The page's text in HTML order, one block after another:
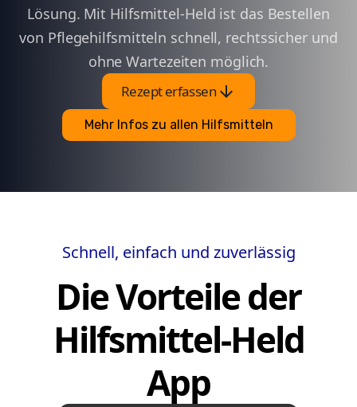
Lösung. Mit Hilfsmittel-Held ist das Bestellen
von Pflegehilfsmitteln schnell, rechtssicher und
ohne Wartezeiten möglich.
Rezept erfassenarrow_downward
Mehr Infos zu allen Hilfsmitteln
Schnell, einfach und zuverlässig
Die Vorteile der
Hilfsmittel-Held
App